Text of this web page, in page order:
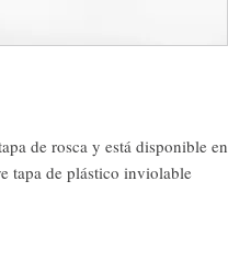
de rosca y está disponible en
tapa de plástico inviolable